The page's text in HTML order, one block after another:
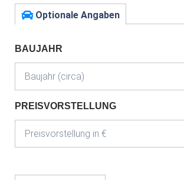
Optionale Angaben
BAUJAHR
PREISVORSTELLUNG